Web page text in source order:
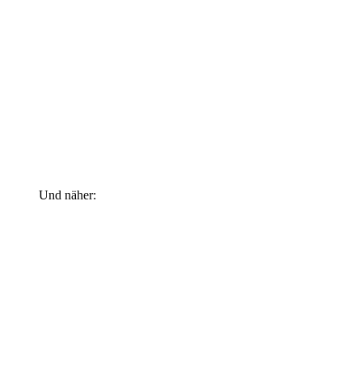
Und näher: